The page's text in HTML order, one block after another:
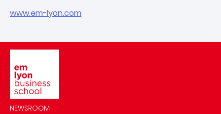
www.em-lyon.com
NEWSROOM